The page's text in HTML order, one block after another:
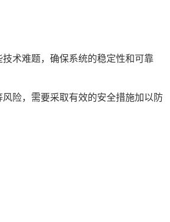
术难题，确保系统的稳定性和可靠
险，需要采取有效的安全措施加以防